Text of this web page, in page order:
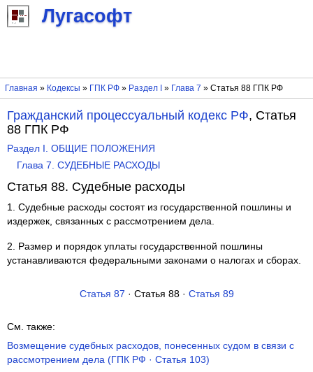
Лугасофт
Главная » Кодексы » ГПК РФ» Раздел I » Глава 7 » Статья 88 ГПК РФ
Гражданский процессуальный кодекс РФ, Статья
88 ГПК РФ
Раздел I. ОБЩИЕ ПОЛОЖЕНИЯ
Глава 7. СУДЕБНЫЕ РАСХОДЫ
Статья 88. Судебные расходы
1. Судебные расходы состоят из государственной пошлины и
издержек, связанных с рассмотрением дела.
2. Размер и порядок уплаты государственной пошлины
устанавливаются федеральными законами о налогах и сборах.
Статья 87 · Статья 88 · Статья 89
См. также:
Возмещение судебных расходов, понесенных судом в связи с
рассмотрением дела (ГПК РФ · Статья 103)